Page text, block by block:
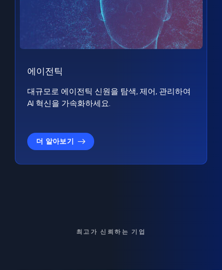
에이전틱
대규모로 에이전틱 신원을 탐색, 제어, 관리하여
AI 혁신을 가속화하세요.
더 알아보기
최고가 신뢰하는 기업